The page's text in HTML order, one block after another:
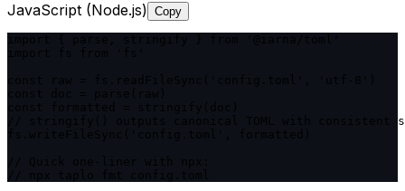
JavaScript (Node.js) Copy
// stringify() outputs canonical TOML with consistent